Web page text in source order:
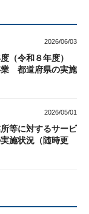
2026/06/03
度（令和８年度）
業 都道府県の実施
2026/05/01
等に対するサービ
施状況（随時更